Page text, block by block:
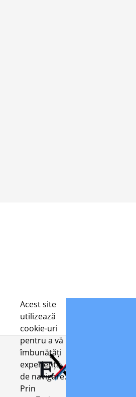
Acest site
utilizează
cookie-uri
pentru a vă
îmbunătăți
experiența
de navigare.
Prin